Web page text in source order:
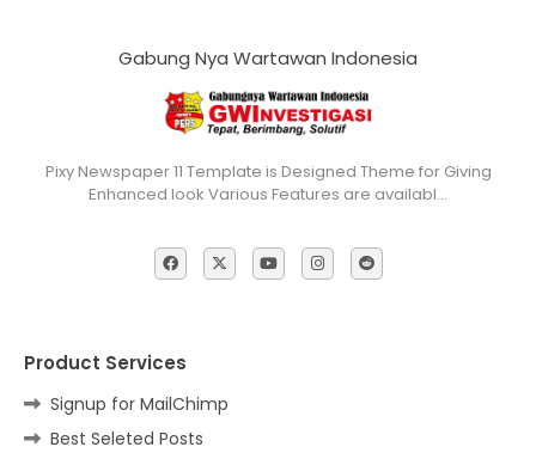
Gabung Nya Wartawan Indonesia
Pixy Newspaper 11 Template is Designed Theme for Giving
Enhanced look Various Features are availabl…
Product Services
Signup for MailChimp
Best Seleted Posts